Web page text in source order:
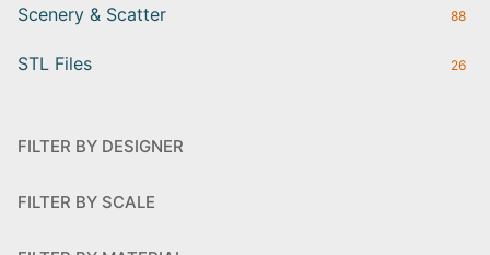
Scenery & Scatter 88
STL Files 26
FILTER BY DESIGNER
FILTER BY SCALE